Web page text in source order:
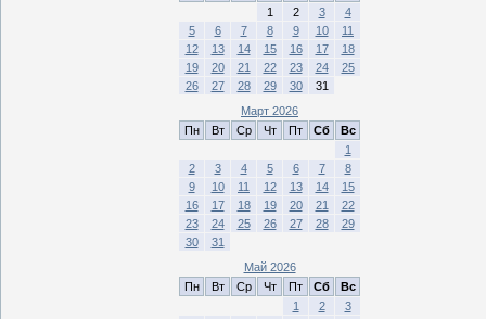
1
2 3
4
5
6 7 8 9 10
11
12
13 14 15 16 17
18
19
20 21 22 23 24
25
26
27 28 29 30
31
Март 2026
Пн
Вт Ср Чт Пт Сб
Вс
1
2
3 4 5 6 7
8
9
10 11 12 13 14
15
16
17 18 19 20 21
22
23
24 25 26 27 28
29
30
31
Май 2026
Пн
Вт Ср Чт Пт Сб
Вс
1
2
3